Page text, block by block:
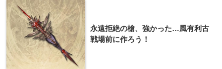
永遠拒絶の槍、強かった…風有利古
戦場前に作ろう！